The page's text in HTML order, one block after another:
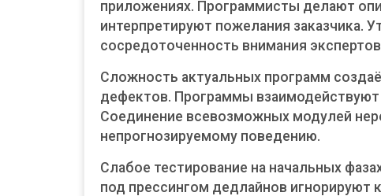
приложениях. Программисты делают
интерпретируют пожелания заказчика.
сосредоточенность внимания
Сложность актуальных программ
дефектов. Программы
Соединение всевозможных модулей
непрогнозируемому поведению.
Слабое тестирование на начальных
под прессингом дедлайнов игнорируют